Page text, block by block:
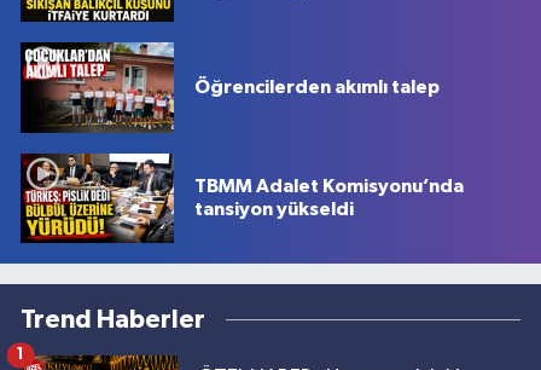
Öğrencilerden akımlı talep
TBMM Adalet Komisyonu’nda
tansiyon yükseldi
Trend Haberler
1